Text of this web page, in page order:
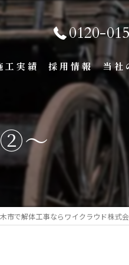
0120-
工実績 採用情報 当社
基礎
重機
ア
不
内装
②～
市で解体工事ならワイクラウド株式